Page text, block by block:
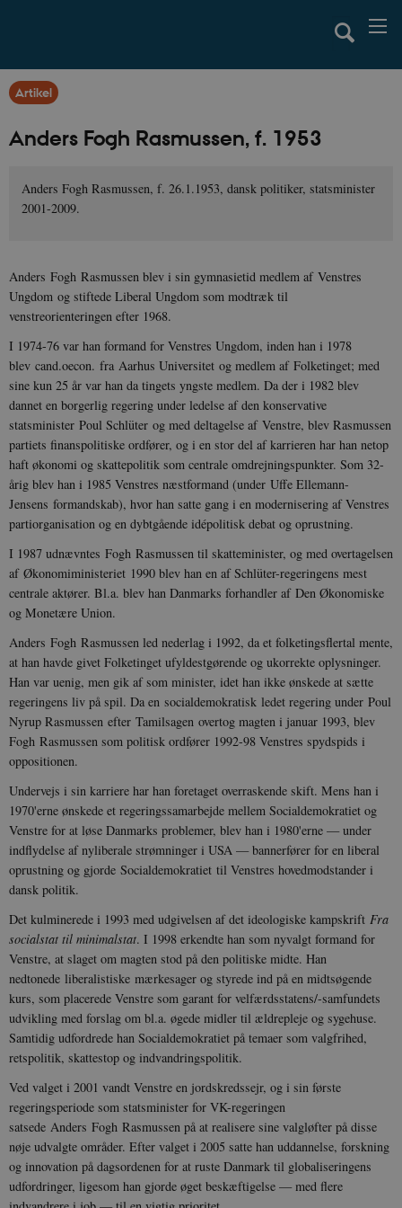
Artikel
Anders Fogh Rasmussen, f. 1953
Anders Fogh Rasmussen, f. 26.1.1953, dansk politiker, statsminister
2001-2009.
Anders Fogh Rasmussen blev i sin gymnasietid medlem af Venstres
Ungdom og stiftede Liberal Ungdom som modtræk til
venstreorienteringen efter 1968.
I 1974-76 var han formand for Venstres Ungdom, inden han i 1978
blev cand.oecon. fra Aarhus Universitet og medlem af Folketinget; med
sine kun 25 år var han da tingets yngste medlem. Da der i 1982 blev
dannet en borgerlig regering under ledelse af den konservative
statsminister Poul Schlüter og med deltagelse af Venstre, blev Rasmussen
partiets finanspolitiske ordfører, og i en stor del af karrieren har han netop
haft økonomi og skattepolitik som centrale omdrejningspunkter. Som 32-
årig blev han i 1985 Venstres næstformand (under Uffe Ellemann-
Jensens formandskab), hvor han satte gang i en modernisering af Venstres
partiorganisation og en dybtgående idépolitisk debat og oprustning.
I 1987 udnævntes Fogh Rasmussen til skatteminister, og med overtagelsen
af Økonomiministeriet 1990 blev han en af Schlüter-regeringens mest
centrale aktører. Bl.a. blev han Danmarks forhandler af Den Økonomiske
og Monetære Union.
Anders Fogh Rasmussen led nederlag i 1992, da et folketingsflertal mente,
at han havde givet Folketinget ufyldestgørende og ukorrekte oplysninger.
Han var uenig, men gik af som minister, idet han ikke ønskede at sætte
regeringens liv på spil. Da en socialdemokratisk ledet regering under Poul
Nyrup Rasmussen efter Tamilsagen overtog magten i januar 1993, blev
Fogh Rasmussen som politisk ordfører 1992-98 Venstres spydspids i
oppositionen.
Undervejs i sin karriere har han foretaget overraskende skift. Mens han i
1970'erne ønskede et regeringssamarbejde mellem Socialdemokratiet og
Venstre for at løse Danmarks problemer, blev han i 1980'erne — under
indflydelse af nyliberale strømninger i USA — bannerfører for en liberal
oprustning og gjorde Socialdemokratiet til Venstres hovedmodstander i
dansk politik.
Det kulminerede i 1993 med udgivelsen af det ideologiske kampskrift Fra
socialstat til minimalstat. I 1998 erkendte han som nyvalgt formand for
Venstre, at slaget om magten stod på den politiske midte. Han
nedtonede liberalistiske mærkesager og styrede ind på en midtsøgende
kurs, som placerede Venstre som garant for velfærdsstatens/-samfundets
udvikling med forslag om bl.a. øgede midler til ældrepleje og sygehuse.
Samtidig udfordrede han Socialdemokratiet på temaer som valgfrihed,
retspolitik, skattestop og indvandringspolitik.
Ved valget i 2001 vandt Venstre en jordskredssejr, og i sin første
regeringsperiode som statsminister for VK-regeringen
satsede Anders Fogh Rasmussen på at realisere sine valgløfter på disse
nøje udvalgte områder. Efter valget i 2005 satte han uddannelse, forskning
og innovation på dagsordenen for at ruste Danmark til globaliseringens
udfordringer, ligesom han gjorde øget beskæftigelse — med flere